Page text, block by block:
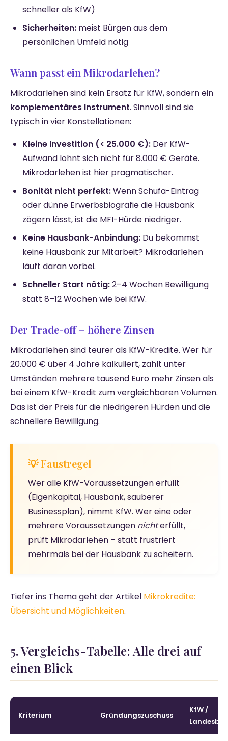
schneller als KfW)
Sicherheiten: meist Bürgen aus dem
persönlichen Umfeld nötig
Wann passt ein Mikrodarlehen?
Mikrodarlehen sind kein Ersatz für KfW, sondern ein
komplementäres Instrument. Sinnvoll sind sie
typisch in vier Konstellationen:
Kleine Investition (< 25.000 €): Der KfW-
Aufwand lohnt sich nicht für 8.000 € Geräte.
Mikrodarlehen ist hier pragmatischer.
Bonität nicht perfekt:Wenn Schufa-Eintrag
oder dünne Erwerbsbiografie die Hausbank
zögern lässt, ist die MFI-Hürde niedriger.
Keine Hausbank-Anbindung: Du bekommst
keine Hausbank zur Mitarbeit? Mikrodarlehen
läuft daran vorbei.
Schneller Start nötig:2–4 Wochen Bewilligung
statt 8–12 Wochen wie bei KfW.
Der Trade-off – höhere Zinsen
Mikrodarlehen sind teurer als KfW-Kredite. Wer für
20.000 € über 4 Jahre kalkuliert, zahlt unter
Umständen mehrere tausend Euro mehr Zinsen als
bei einem KfW-Kredit zum vergleichbaren Volumen.
Das ist der Preis für die niedrigeren Hürden und die
schnellere Bewilligung.
💡 Faustregel
Wer alle KfW-Voraussetzungen erfüllt
(Eigenkapital, Hausbank, sauberer
Businessplan), nimmt KfW. Wer eine oder
mehrere Voraussetzungen nichterfüllt,
prüft Mikrodarlehen – statt frustriert
mehrmals bei der Hausbank zu scheitern.
Tiefer ins Thema geht der Artikel Mikrokredite:
Übersicht und Möglichkeiten.
5. Vergleichs-Tabelle: Alle drei auf
einen Blick
Kriterium Gründungszuschuss
KfW /